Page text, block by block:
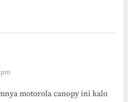
motorola canopy ini kalo